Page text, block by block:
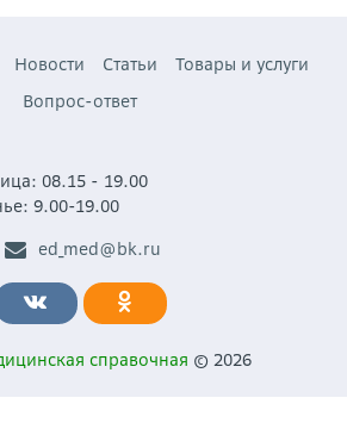
Новости Статьи
Товары и услуги
Вопрос-ответ
08.15 - 19.00
9.00-19.00
ed_med@bk.ru
справочная © 2026